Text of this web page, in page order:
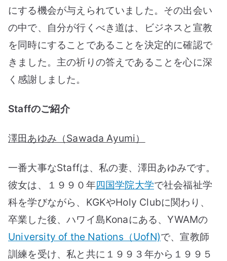
にする機会が与えられていました。その出会い
の中で、自分が行くべき道は、ビジネスと宣教
を同時にすることであることを決定的に確認で
きました。主の祈りの答えであることを心に深
く感謝しました。
Staffのご紹介
澤田あゆみ（Sawada Ayumi）
一番大事なStaffは、私の妻、澤田あゆみです。
彼女は、１９９０年四国学院大学で社会福祉学
科を学びながら、KGKやHoly Clubに関わり、
卒業した後、ハワイ島Konaにある、YWAMの
University of the Nations（UofN)で、宣教師
訓練を受け、私と共に１９９３年から１９９５